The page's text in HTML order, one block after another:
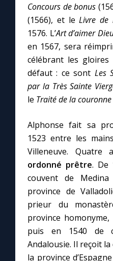
Concours de bonus
(1566), et leLivre de
1576. L’Art d’aimer
en 1567, sera
célébrant les
défaut : ce sont Les
par la Très Sainte
le Traité de la
Alphonse fait sa
1523 entre les
Villeneuve.
ordonné prêtre. De
couvent de
province de
prieur du
province
puis en 1540 de
Andalousie. Il reçoit
la province